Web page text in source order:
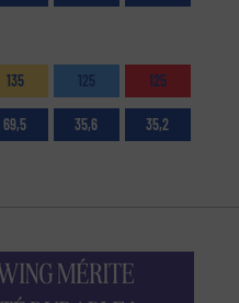
135 125 125
69,5 35,6 35,2